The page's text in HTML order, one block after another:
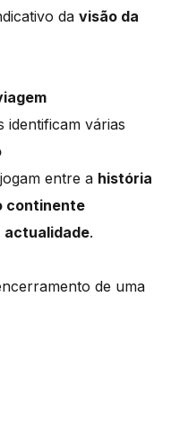
da visão da
identificam várias
entre a história
continente
actualidade.
de uma